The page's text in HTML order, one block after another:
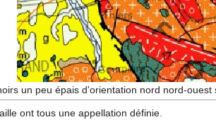
un peu épais d'orientation nord nord-ouest
ont tous une appellation définie.